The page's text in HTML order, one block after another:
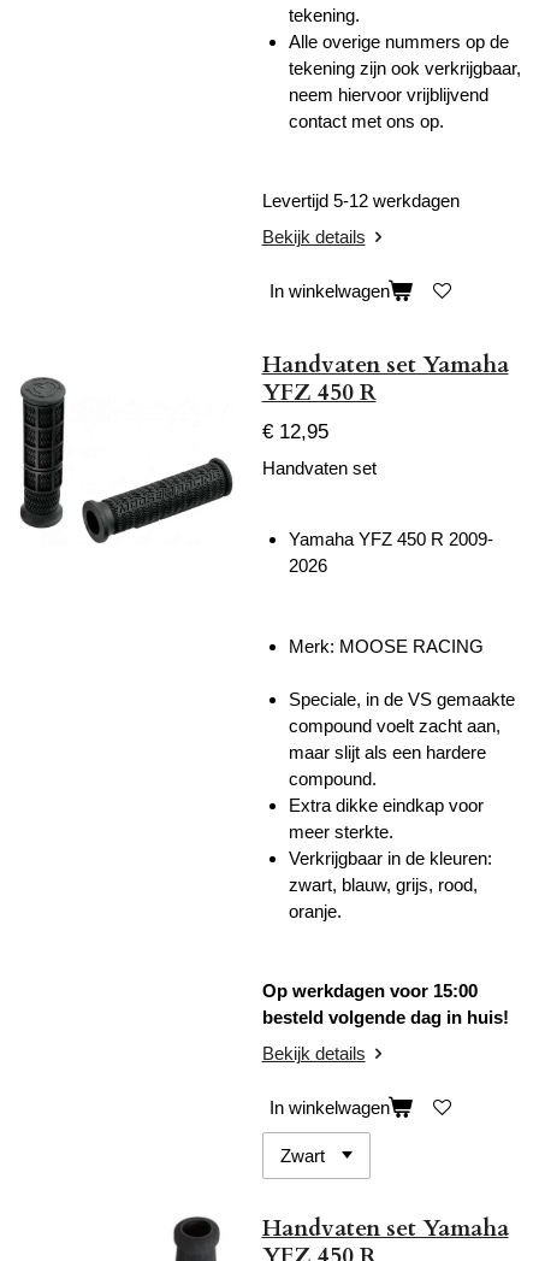
tekening.
Alle overige nummers op de
tekening zijn ook verkrijgbaar,
neem hiervoor vrijblijvend
contact met ons op.
Levertijd 5-12 werkdagen
Bekijk details
In winkelwagen
Handvaten set Yamaha
YFZ 450 R
€ 12,95
Handvaten set
Yamaha YFZ 450 R 2009-
2026
Merk: MOOSE RACING
Speciale, in de VS gemaakte
compound voelt zacht aan,
maar slijt als een hardere
compound.
Extra dikke eindkap voor
meer sterkte.
Verkrijgbaar in de kleuren:
zwart, blauw, grijs, rood,
oranje.
Op werkdagen voor 15:00
besteld volgende dag in huis!
Bekijk details
In winkelwagen
Handvaten set Yamaha